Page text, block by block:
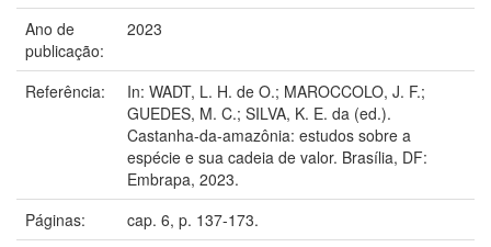
Ano de
publicação:
2023
Referência:
In: WADT, L. H. de O.; MAROCCOLO, J. F.;
GUEDES, M. C.; SILVA, K. E. da (ed.).
Castanha-da-amazônia: estudos sobre a
espécie e sua cadeia de valor. Brasília, DF:
Embrapa, 2023.
Páginas:
cap. 6, p. 137-173.